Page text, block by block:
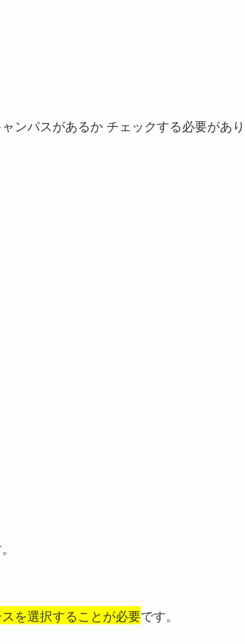
ンパスがあるか チェックする必要があり
を選択することが必要です。